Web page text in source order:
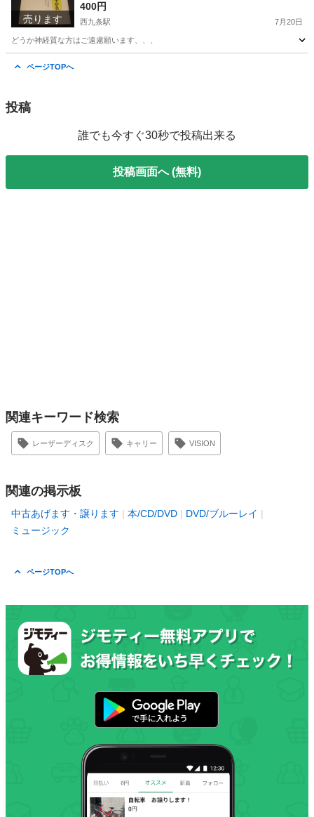
売ります
400円
西九条駅 7月20日
どうか神経質な方はご遠慮願います、、、
ページTOPへ
投稿
誰でも今すぐ30秒で投稿出来る
投稿画面へ (無料)
関連キーワード検索
レーザーディスク キャリー VISION
関連の掲示板
中古あげます・譲ります 本/CD/DVD
DVD/ブルーレイ
ミュージック
ページTOPへ